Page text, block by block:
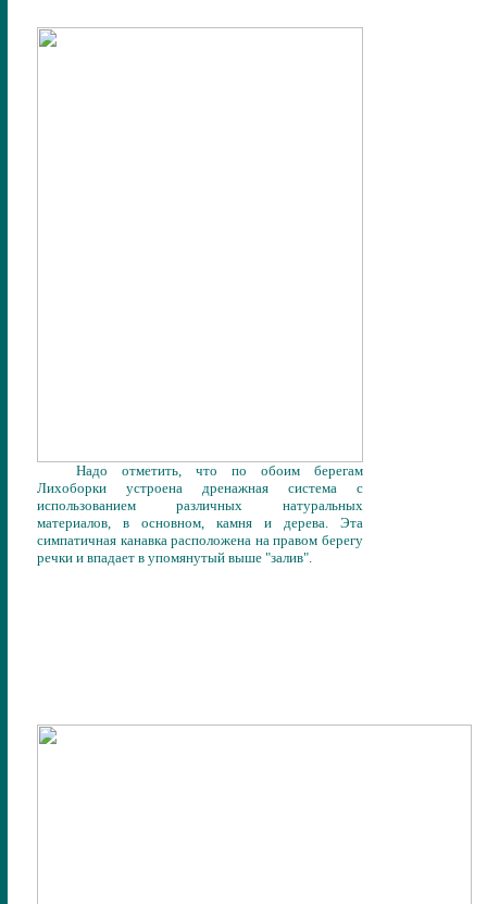
Надо отметить, что по обоим берегам
Лихоборки устроена дренажная система с
использованием различных натуральных
материалов, в основном, камня и дерева. Эта
симпатичная канавка расположена на правом берегу
речки и впадает в упомянутый выше "залив".